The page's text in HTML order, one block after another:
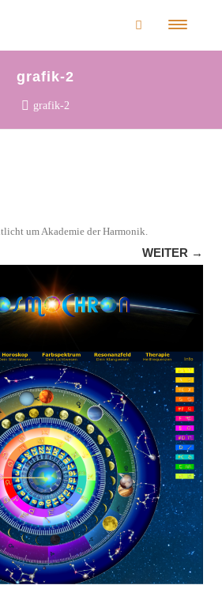
grafik-2
grafik-2
umAkademie der Harmonik.
WEITER →